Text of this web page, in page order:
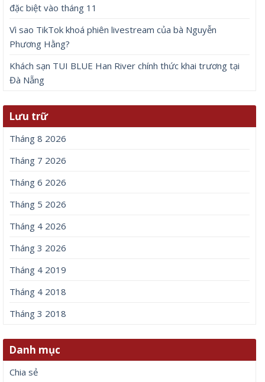
đặc biệt vào tháng 11
Vì sao TikTok khoá phiên livestream của bà Nguyễn
Phương Hằng?
Khách sạn TUI BLUE Han River chính thức khai trương tại
Đà Nẵng
Lưu trữ
Tháng 8 2026
Tháng 7 2026
Tháng 6 2026
Tháng 5 2026
Tháng 4 2026
Tháng 3 2026
Tháng 4 2019
Tháng 4 2018
Tháng 3 2018
Danh mục
Chia sẻ